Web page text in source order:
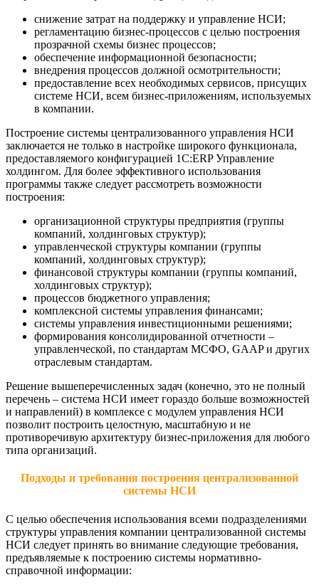
снижение затрат на поддержку и управление НСИ;
регламентацию бизнес-процессов с целью построения
прозрачной схемы бизнес процессов;
обеспечение информационной безопасности;
внедрения процессов должной осмотрительности;
предоставление всех необходимых сервисов, присущих
системе НСИ, всем бизнес-приложениям, используемых
в компании.
Построение системы централизованного управления НСИ
заключается не только в настройке широкого функционала,
предоставляемого конфигурацией 1С:ERP Управление
холдингом. Для более эффективного использования
программы также следует рассмотреть возможности
построения:
организационной структуры предприятия (группы
компаний, холдинговых структур);
управленческой структуры компании (группы
компаний, холдинговых структур);
финансовой структуры компании (группы компаний,
холдинговых структур);
процессов бюджетного управления;
комплексной системы управления финансами;
системы управления инвестиционными решениями;
формирования консолидированной отчетности –
управленческой, по стандартам МСФО, GAAP и других
отраслевым стандартам.
Решение вышеперечисленных задач (конечно, это не полный
перечень – система НСИ имеет гораздо больше возможностей
и направлений) в комплексе с модулем управления НСИ
позволит построить целостную, масштабную и не
противоречивую архитектуру бизнес-приложения для любого
типа организаций.
Подходы и требования построения централизованной
системы НСИ
С целью обеспечения использования всеми подразделениями
структуры управления компании централизованной системы
НСИ следует принять во внимание следующие требования,
предъявляемые к построению системы нормативно-
справочной информации: